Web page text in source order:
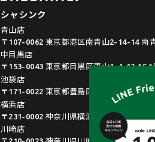
シャシンク
青山店
〒107-0062 東京都港区南青山2-14-14 南
中目黒店
〒153-0043 東京都目黒区東山1-4-13
池袋店
〒171-0022 東京都豊島区南池袋2-33-6 大
横浜店
〒231-0002 神奈川県横浜市中区海岸通4-
川崎店